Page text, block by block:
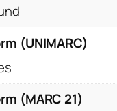
(UNIMARC)
(MARC 21)